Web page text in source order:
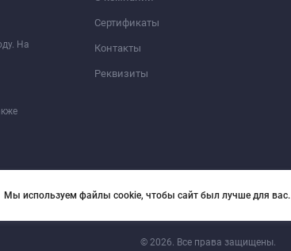
На
Сертификаты
Контакты
Реквизиты
© 2026. Все права защищены.
Мы используем файлы cookie, чтобы сайт был лучше для вас.